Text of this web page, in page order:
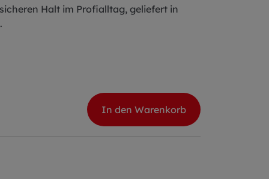
Halt im Profialltag, geliefert in
In den Warenkorb